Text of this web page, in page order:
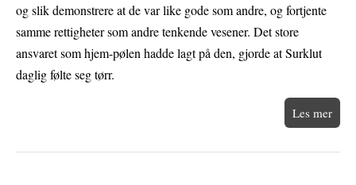
og slik demonstrere at de var like gode som andre, og fortjente
samme rettigheter som andre tenkende vesener. Det store
ansvaret som hjem-pølen hadde lagt på den, gjorde at Surklut
daglig følte seg tørr.
Les mer